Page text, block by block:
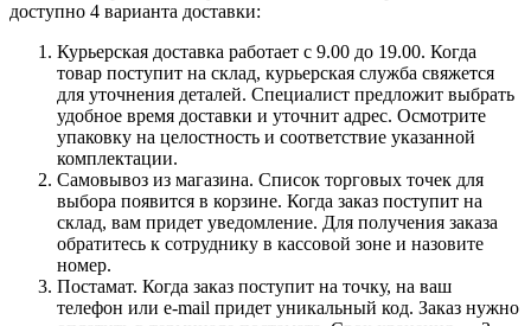
доступно 4 варианта доставки:
Курьерская доставка работает с 9.00 до 19.00. Когда
товар поступит на склад, курьерская служба свяжется
для уточнения деталей. Специалист предложит выбрать
удобное время доставки и уточнит адрес. Осмотрите
упаковку на целостность и соответствие указанной
комплектации.
Самовывоз из магазина. Список торговых точек для
выбора появится в корзине. Когда заказ поступит на
склад, вам придет уведомление. Для получения заказа
обратитесь к сотруднику в кассовой зоне и назовите
номер.
Постамат. Когда заказ поступит на точку, на ваш
телефон или e-mail придет уникальный код. Заказ нужно